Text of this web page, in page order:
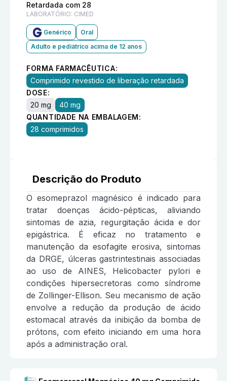
Retardada com 28
LABORATÓRIO: CIMED
Genérico
Oral
Adulto e pediátrico acima de 12 anos
FORMA FARMACÊUTICA:
Comprimido revestido de liberação retardada
DOSE:
20 mg
40 mg
QUANTIDADE NA EMBALAGEM:
28 comprimidos
Descrição do Produto
O esomeprazol magnésico é indicado para
tratar doenças ácido-pépticas, aliviando
sintomas de azia, regurgitação ácida e dor
epigástrica. É eficaz no tratamento e
manutenção da esofagite erosiva, sintomas
da DRGE, úlceras gastrintestinais associadas
ao uso de AINES, Helicobacter pylori e
condições hipersecretoras como síndrome
de Zollinger-Ellison. Seu mecanismo de ação
envolve a redução da produção de ácido
estomacal através da inibição da bomba de
prótons, com efeito iniciando em uma hora
após a administração oral.